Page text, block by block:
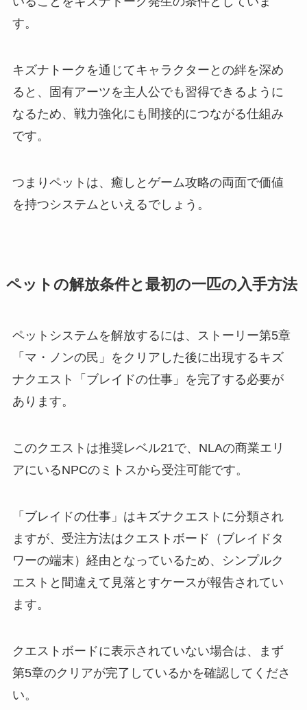
す。
キズナトークを通じてキャラクターとの絆を深め
ると、固有アーツを主人公でも習得できるように
なるため、戦力強化にも間接的につながる仕組み
です。
つまりペットは、癒しとゲーム攻略の両面で価値
を持つシステムといえるでしょう。
ペットの解放条件と最初の一匹の入手方法
ペットシステムを解放するには、ストーリー第5章
「マ・ノンの民」をクリアした後に出現するキズ
ナクエスト「ブレイドの仕事」を完了する必要が
あります。
このクエストは推奨レベル21で、NLAの商業エリ
アにいるNPCのミトスから受注可能です。
「ブレイドの仕事」はキズナクエストに分類され
ますが、受注方法はクエストボード（ブレイドタ
ワーの端末）経由となっているため、シンプルク
エストと間違えて見落とすケースが報告されてい
ます。
クエストボードに表示されていない場合は、まず
第5章のクリアが完了しているかを確認してくださ
い。